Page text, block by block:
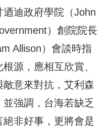
迪政府學院（John
）創院院長
Allison）會談時指
源，應相互欣賞、
意來對抗，艾利森
強調，台海若缺乏
非好事，更將會是